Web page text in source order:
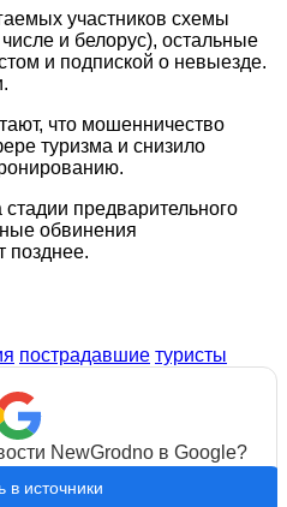
участников схемы
и белорус), остальные
и подпиской о невыезде.
что мошенничество
туризма и снизило
предварительного
обвинения
позднее.
пострадавшие туристы
NewGrodno в Google?
в источники